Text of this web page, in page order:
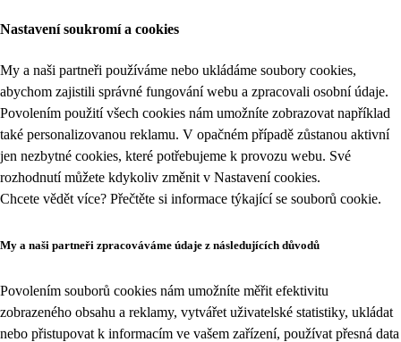
Nastavení soukromí a cookies
My a naši partneři používáme nebo ukládáme soubory cookies,
abychom zajistili správné fungování webu a zpracovali osobní údaje.
Povolením použití všech cookies nám umožníte zobrazovat například
také personalizovanou reklamu. V opačném případě zůstanou aktivní
jen nezbytné cookies, které potřebujeme k provozu webu. Své
rozhodnutí můžete kdykoliv změnit v Nastavení cookies.
Chcete vědět více? Přečtěte si informace týkající se souborů cookie.
My a naši partneři zpracováváme údaje z následujících důvodů
Povolením souborů cookies nám umožníte měřit efektivitu
zobrazeného obsahu a reklamy, vytvářet uživatelské statistiky, ukládat
nebo přistupovat k informacím ve vašem zařízení, používat přesná data